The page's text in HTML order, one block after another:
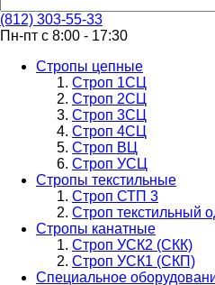
(812) 303-55-33
Пн-пт с 8:00 - 17:30
Стропы цепные
Строп 1СЦ
Строп 2СЦ
Строп 3СЦ
Строп 4СЦ
Строп ВЦ
Строп УСЦ
Стропы текстильные
Строп СТП 3
Строп текстильный
Стропы канатные
Строп УСК2 (СКК)
Строп УСК1 (СКП)
Специальное